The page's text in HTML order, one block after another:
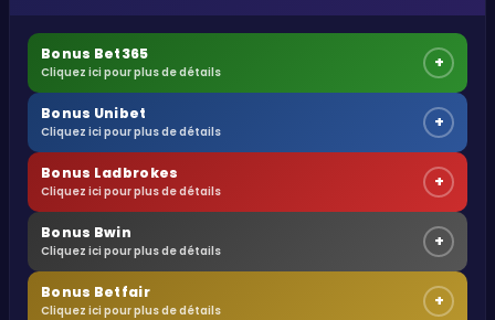
Bonus Bet365
Cliquez ici pour plus de détails +
Bonus Unibet
Cliquez ici pour plus de détails +
Bonus Ladbrokes
Cliquez ici pour plus de détails +
Bonus Bwin
Cliquez ici pour plus de détails +
Bonus Betfair
Cliquez ici pour plus de détails +